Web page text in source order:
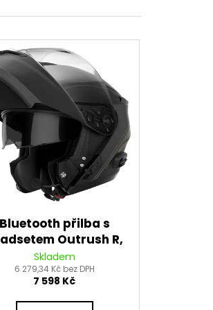
Bluetooth přilba s
Outrush R,
SENA (matná černá)
Skladem
6 279,34 Kč bez DPH
7 598 Kč